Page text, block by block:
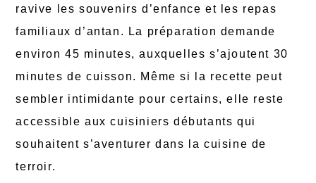
ravive les souvenirs d’enfance et les repas
familiaux d’antan. La préparation demande
environ 45 minutes, auxquelles s’ajoutent 30
minutes de cuisson. Même si la recette peut
sembler intimidante pour certains, elle reste
accessible aux cuisiniers débutants qui
souhaitent s’aventurer dans la cuisine de
terroir.